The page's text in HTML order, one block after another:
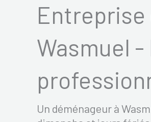
Wasmuel
Un déménageur à